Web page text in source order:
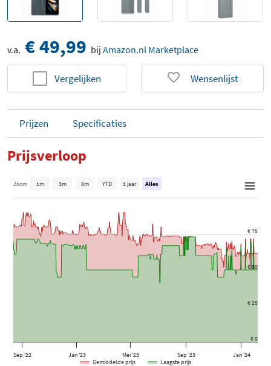
v.a. € 49,99 bij Amazon.nl Marketplace
Vergelijken Wensenlijst
Prijzen Specificaties
Prijsverloop
Sep '22 Jan '23 Mei '23 Sep '23 Jan '24
€ 0
€ 25
€ 50
€ 75
Zoom 1m 3m 6m YTD 1 jaar Alles
Gemiddelde prijs Laagste prijs